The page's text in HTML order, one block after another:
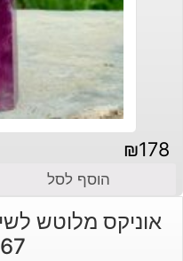
₪178
הוסף לסל
אוניקס מלוטש